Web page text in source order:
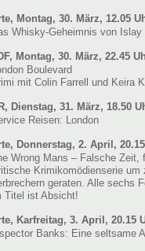
Montag, 30. März, 12.05
Whisky-Geheimnis von Islay
Montag, 30. März, 22.45
Boulevard
mit Colin Farrell und Keira
Dienstag, 31. März, 18.50
Reisen: London
Donnerstag, 2. April,
Wrong Mans – Falsche Zeit,
Krimikomödienserie
geraten. Alle sechs
Titel ist Absicht!
Karfreitag, 3. April, 20.15
Banks: Eine seltsame